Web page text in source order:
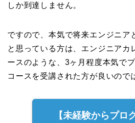
しか到達しません。
ですので、本気で将来エンジニア
と思っている方は、エンジニアカ
ースのような、3ヶ月程度本気で
コースを受講された方が良いので
【未経験からプロ